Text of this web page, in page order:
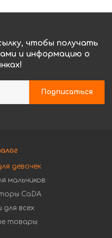
чтобы получать
и информацию о
девочек
мальчиков
CaDA
для всех
товары